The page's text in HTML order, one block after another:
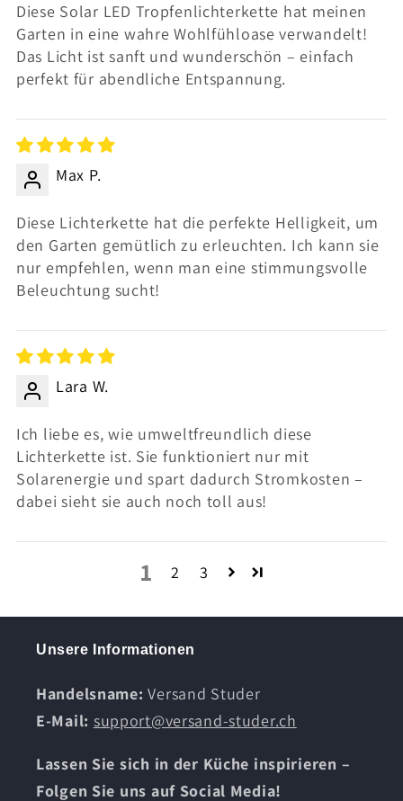
Diese Solar LED Tropfenlichterkette hat meinen
Garten in eine wahre Wohlfühloase verwandelt!
Das Licht ist sanft und wunderschön – einfach
perfekt für abendliche Entspannung.
Max P.
Diese Lichterkette hat die perfekte Helligkeit, um
den Garten gemütlich zu erleuchten. Ich kann sie
nur empfehlen, wenn man eine stimmungsvolle
Beleuchtung sucht!
Lara W.
Ich liebe es, wie umweltfreundlich diese
Lichterkette ist. Sie funktioniert nur mit
Solarenergie und spart dadurch Stromkosten –
dabei sieht sie auch noch toll aus!
1 2 3
Unsere Informationen
Handelsname: Versand Studer
E-Mail: support@versand-studer.ch
Lassen Sie sich in der Küche inspirieren –
Folgen Sie uns auf Social Media!